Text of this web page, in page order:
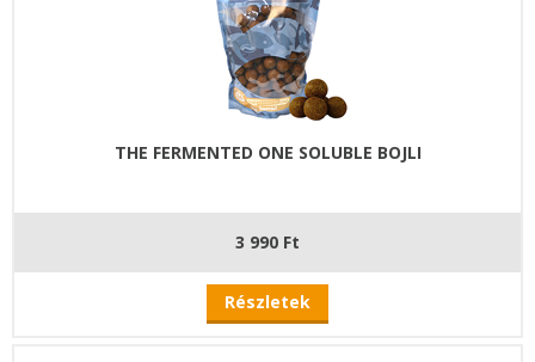
THE FERMENTED ONE SOLUBLE BOJLI
3 990 Ft
Részletek